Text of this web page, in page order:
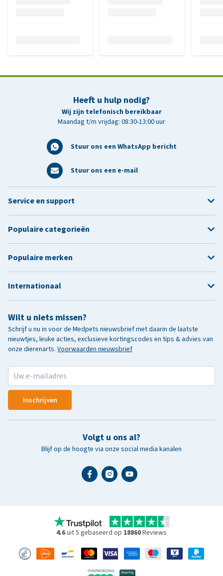
Heeft u hulp nodig?
Wij zijn telefonisch bereikbaar
Maandag t/m vrijdag: 08:30-13:00 uur
Stuur ons een WhatsApp bericht
Stuur ons een e-mail
Wilt u niets missen?
Schrijf u nu in voor de Medpets nieuwsbrief met daarin de laatste
nieuwtjes, leuke acties, exclusieve kortingscodes en tips & advies van
onze dierenarts. Voorwaarden nieuwsbrief
Inschrijven
Volgt u ons al?
Blijf op de hoogte via onze social media kanalen
Service en support
Populaire categorieën
Populaire merken
Internationaal
4.6uit 5 gebaseerd op 18860Reviews